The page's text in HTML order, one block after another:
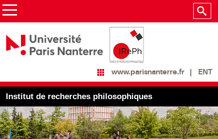
www.parisnanterre.fr ENT
Institut de recherches philosophiques